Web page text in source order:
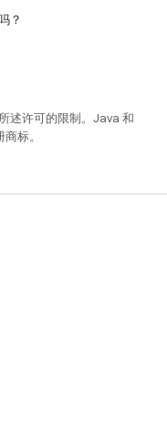
？
述许可的限制。Java 和
标。